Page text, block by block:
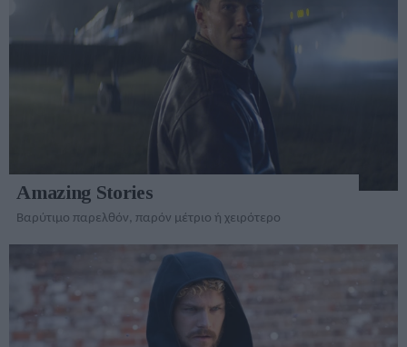
Amazing Stories
Βαρύτιμο παρελθόν, παρόν μέτριο ή χειρότερο